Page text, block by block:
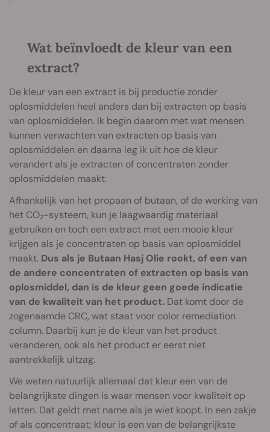
Wat beïnvloedt de kleur van een
extract?
De kleur van een extract is bij productie zonder
oplosmiddelen heel anders dan bij extracten op basis
van oplosmiddelen. Ik begin daarom met wat mensen
kunnen verwachten van extracten op basis van
oplosmiddelen en daarna leg ik uit hoe de kleur
verandert als je extracten of concentraten zonder
oplosmiddelen maakt.
Afhankelijk van het propaan of butaan, of de werking van
het CO₂-systeem, kun je laagwaardig materiaal
gebruiken en toch een extract met een mooie kleur
krijgen als je concentraten op basis van oplosmiddel
maakt. Dus als je Butaan Hasj Olie rookt, of een van
de andere concentraten of extracten op basis van
oplosmiddel, dan is de kleur geen goede indicatie
van de kwaliteit van het product. Dat komt door de
zogenaamde CRC, wat staat voor color remediation
column. Daarbij kun je de kleur van het product
veranderen, ook als het product er eerst niet
aantrekkelijk uitzag.
We weten natuurlijk allemaal dat kleur een van de
belangrijkste dingen is waar mensen voor kwaliteit op
letten. Dat geldt met name als je wiet koopt. In een zakje
of als concentraat; kleur is een van de belangrijkste